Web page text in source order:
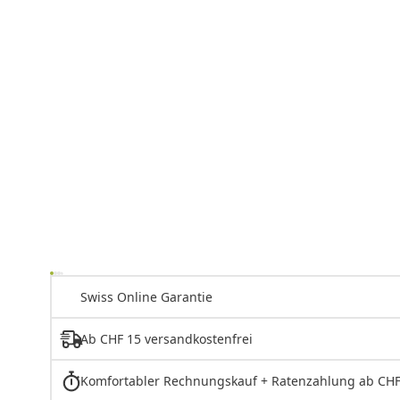
Swiss Online Garantie
Ab CHF 15 versandkostenfrei
Komfortabler Rechnungskauf + Ratenzahlung ab